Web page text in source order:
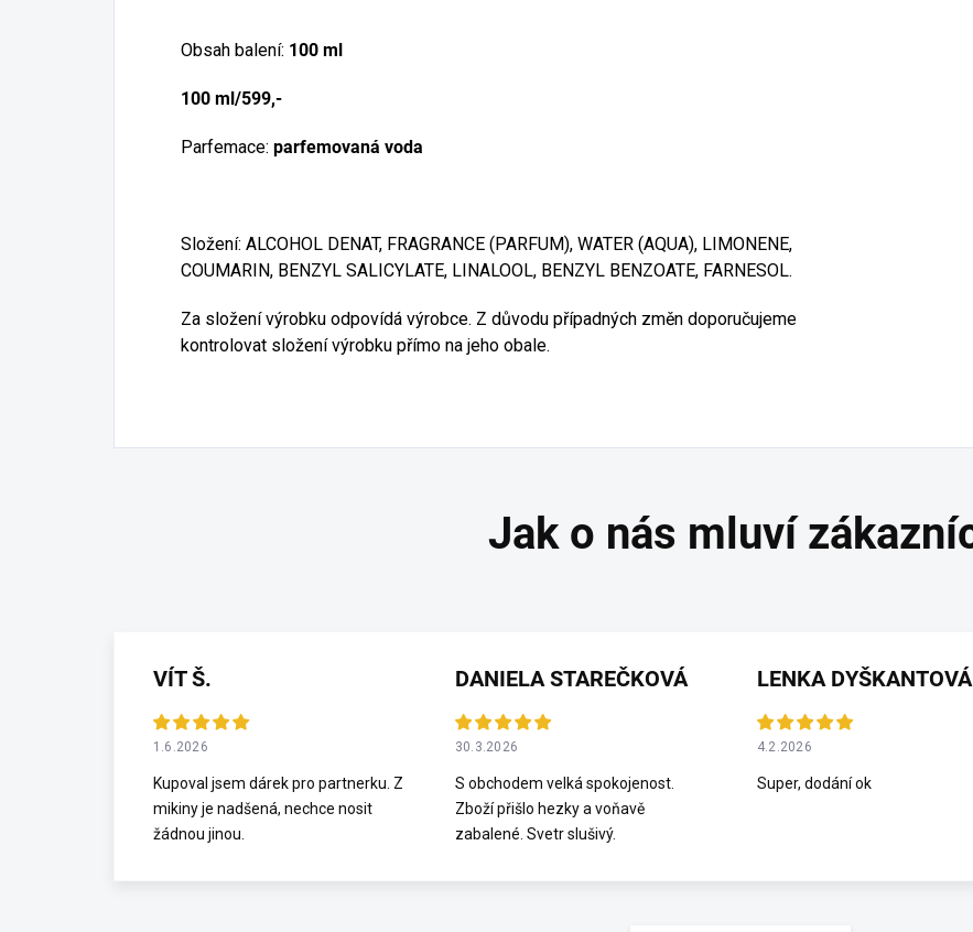
Obsah balení: 100 ml
100 ml/599,-
Parfemace: parfemovaná voda
Složení: ALCOHOL DENAT, FRAGRANCE (PARFUM), WATER (AQUA), LIMONENE,
COUMARIN, BENZYL SALICYLATE, LINALOOL, BENZYL BENZOATE, FARNESOL.
Za složení výrobku odpovídá výrobce. Z důvodu případných změn doporučujeme
kontrolovat složení výrobku přímo na jeho obale.
VÍT Š.
1.6.2026
Kupoval jsem dárek pro partnerku. Z
mikiny je nadšená, nechce nosit
žádnou jinou.
DANIELA STAREČKOVÁ
30.3.2026
S obchodem velká spokojenost.
Zboží přišlo hezky a voňavě
zabalené. Svetr slušivý.
LENKA DYŠKANTOVÁ
4.2.2026
Super, dodání ok